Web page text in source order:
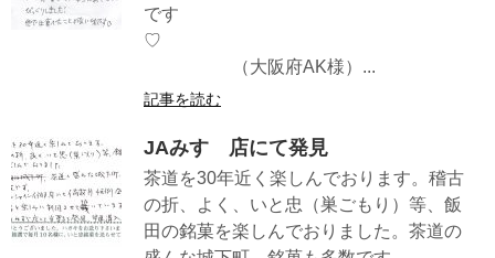
です
♡
（大阪府AK様）...
記事を読む
JAみすゞ店にて発見
茶道を30年近く楽しんでおります。稽古
の折、よく、いと忠（巣ごもり）等、飯
田の銘菓を楽しんでおりました。茶道の